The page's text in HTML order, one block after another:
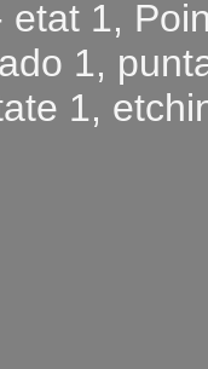
etat 1,
1,
1,